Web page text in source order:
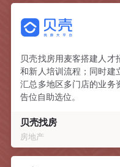
贝壳找房用麦客搭建人才
和新人培训流程；同时建
汇总多地区多门店的业务
告位自助选位。
贝壳找房
房地产